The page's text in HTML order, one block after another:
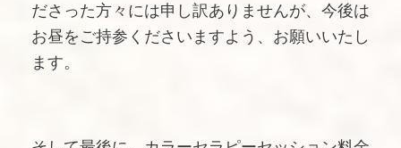
ださった方々には申し訳ありませんが、今後は
お昼をご持参くださいますよう、お願いいたし
ます。